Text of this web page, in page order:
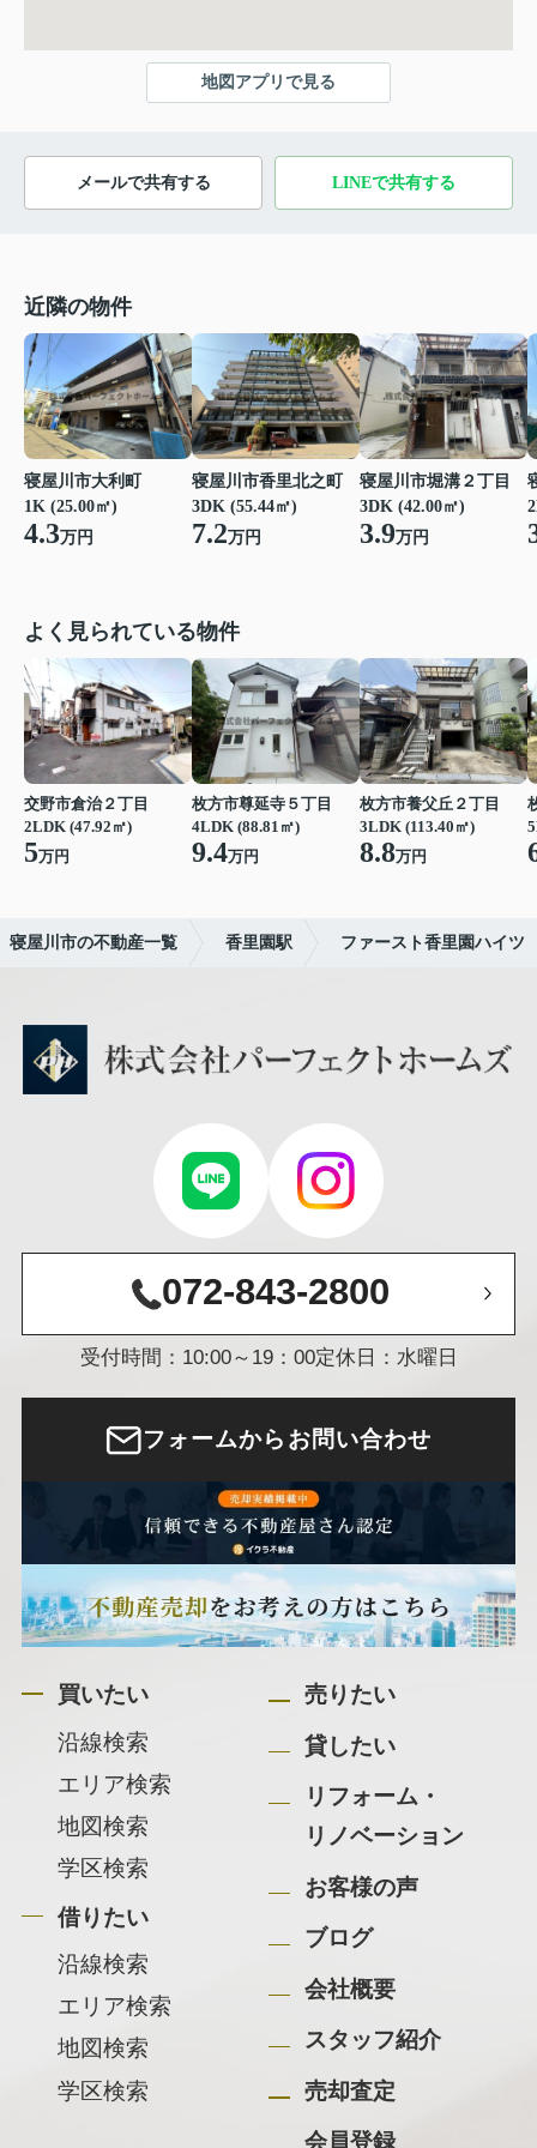
地図アプリで見る
メールで共有する LINEで共有する
近隣の物件
寝屋川市大利町
1K (25.00㎡)
4.3万円
寝屋川市香里北之町
3DK (55.44㎡)
7.2万円
寝屋川市堀溝２丁目
3DK (42.00㎡)
3.9万円
よく見られている物件
交野市倉治２丁目
2LDK (47.92㎡)
5万円
枚方市尊延寺５丁目
4LDK (88.81㎡)
9.4万円
枚方市養父丘２丁目
3LDK (113.40㎡)
8.8万円
寝屋川市の不動産一覧 香里園駅 ファースト香里園ハイツ
072-843-2800
受付時間：10:00～19：00定休日：水曜日
フォームからお問い合わせ
買いたい
沿線検索
エリア検索
地図検索
学区検索
借りたい
沿線検索
エリア検索
地図検索
学区検索
売りたい
貸したい
リフォーム・
リノベーション
お客様の声
ブログ
会社概要
スタッフ紹介
売却査定
会員登録